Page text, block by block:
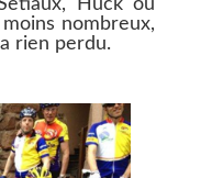
Huck ou
nombreux,
rien perdu.